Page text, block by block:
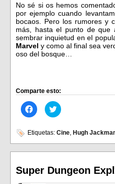
No sé si os hemos
por ejemplo cuando
bocaos. Pero los rumores y
más, hasta el punto de que
sembrar inquietud en el
Marvel y como al final sea
oso del bosque…
Comparte esto:
Haz
clic
en
Facebook
(Se
abre
ventana
nueva)
Haz
clic
en
Twitter
(Se
abre
ventana
nueva)
Etiquetas: Cine, Hugh
Super Dungeon